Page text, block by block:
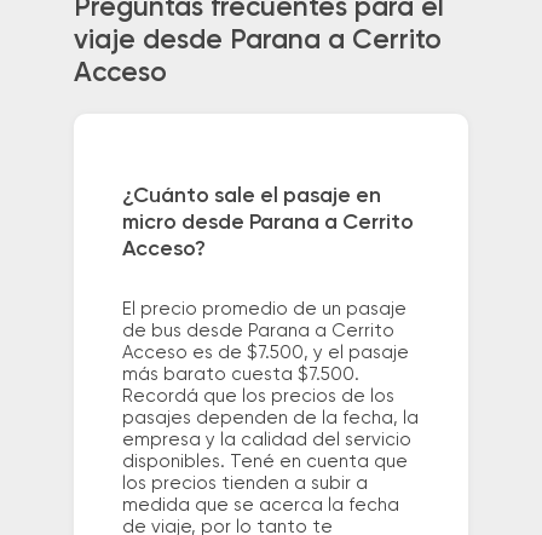
Preguntas frecuentes para el
viaje desde Parana a Cerrito
Acceso
¿Cuánto sale el pasaje en
micro desde Parana a Cerrito
Acceso?
El precio promedio de un pasaje
de bus desde Parana a Cerrito
Acceso es de $7.500, y el pasaje
más barato cuesta $7.500.
Recordá que los precios de los
pasajes dependen de la fecha, la
empresa y la calidad del servicio
disponibles. Tené en cuenta que
los precios tienden a subir a
medida que se acerca la fecha
de viaje, por lo tanto te